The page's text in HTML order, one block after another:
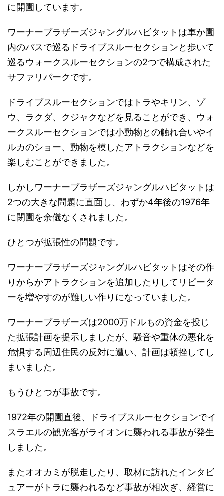
に開園しています。
ワーナーブラザーズジャングルハビタットは車か園
内のバスで巡るドライブスルーセクションと歩いて
巡るウォークスルーセクションの2つで構成された
サファリパークです。
ドライブスルーセクションではトラやキリン、ゾ
ウ、ラクダ、クジャクなどを見ることができ、ウォ
ークスルーセクションでは小動物との触れ合いやイ
ルカのショー、動物を模したアトラクションなどを
楽しむことができました。
しかしワーナーブラザーズジャングルハビタットは
2つの大きな問題に直面し、わずか4年後の1976年
に閉園を余儀なくされました。
ひとつが拡張性の問題です。
ワーナーブラザーズジャングルハビタットはその作
りからかアトラクションを追加したりしてリピータ
ーを増やすのが難しい作りになっていました。
ワーナーブラザーズは2000万ドルもの資金を投じ
た拡張計画を提示しましたが、騒音や重体の悪化を
危惧する周辺住民の反対に遭い、計画は頓挫してし
まいました。
もうひとつが事故です。
1972年の開園直後、ドライブスルーセクションでイ
スラエルの観光客がライオンに襲われる事故が発生
しました。
またオオカミが脱走したり、取材に訪れたインタビ
ュアーがトラに襲われるなど事故が相次ぎ、経営に